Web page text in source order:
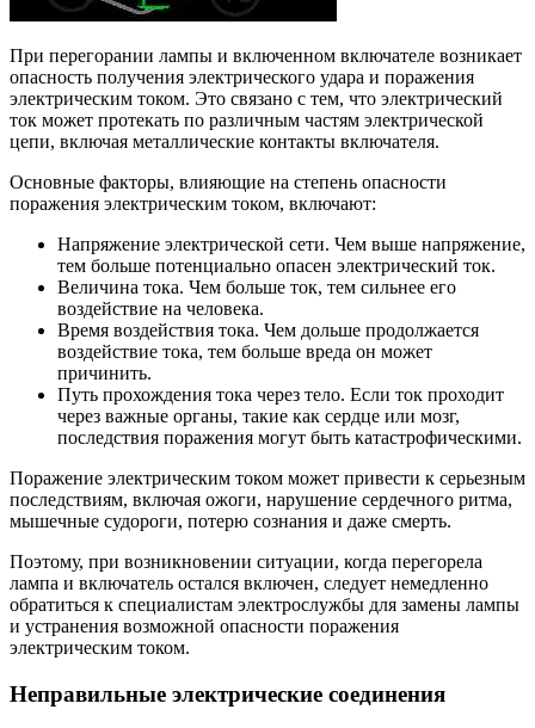
При перегорании лампы и включенном включателе возникает
опасность получения электрического удара и поражения
электрическим током. Это связано с тем, что электрический
ток может протекать по различным частям электрической
цепи, включая металлические контакты включателя.
Основные факторы, влияющие на степень опасности
поражения электрическим током, включают:
Напряжение электрической сети. Чем выше напряжение,
тем больше потенциально опасен электрический ток.
Величина тока. Чем больше ток, тем сильнее его
воздействие на человека.
Время воздействия тока. Чем дольше продолжается
воздействие тока, тем больше вреда он может
причинить.
Путь прохождения тока через тело. Если ток проходит
через важные органы, такие как сердце или мозг,
последствия поражения могут быть катастрофическими.
Поражение электрическим током может привести к серьезным
последствиям, включая ожоги, нарушение сердечного ритма,
мышечные судороги, потерю сознания и даже смерть.
Поэтому, при возникновении ситуации, когда перегорела
лампа и включатель остался включен, следует немедленно
обратиться к специалистам электрослужбы для замены лампы
и устранения возможной опасности поражения
электрическим током.
Неправильные электрические соединения